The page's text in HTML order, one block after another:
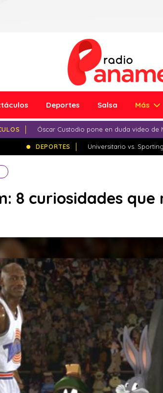
Deportes Salsa Más
Óscar Custodio pone en duda video de
DEPORTES Universitario vs.
8 curiosidades